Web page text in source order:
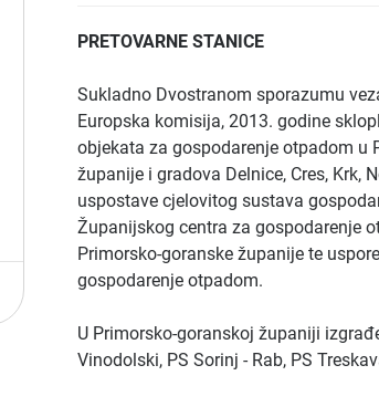
PRETOVARNE STANICE
Sukladno Dvostranom sporazumu
Europska komisija, 2013. godine
objekata za gospodarenje otpadom u
županije i gradova Delnice, Cres, Krk,
uspostave cjelovitog sustava
Županijskog centra za gospodarenje
Primorsko-goranske županije te
gospodarenje otpadom.
U Primorsko-goranskoj županiji
Vinodolski, PS Sorinj - Rab, PS